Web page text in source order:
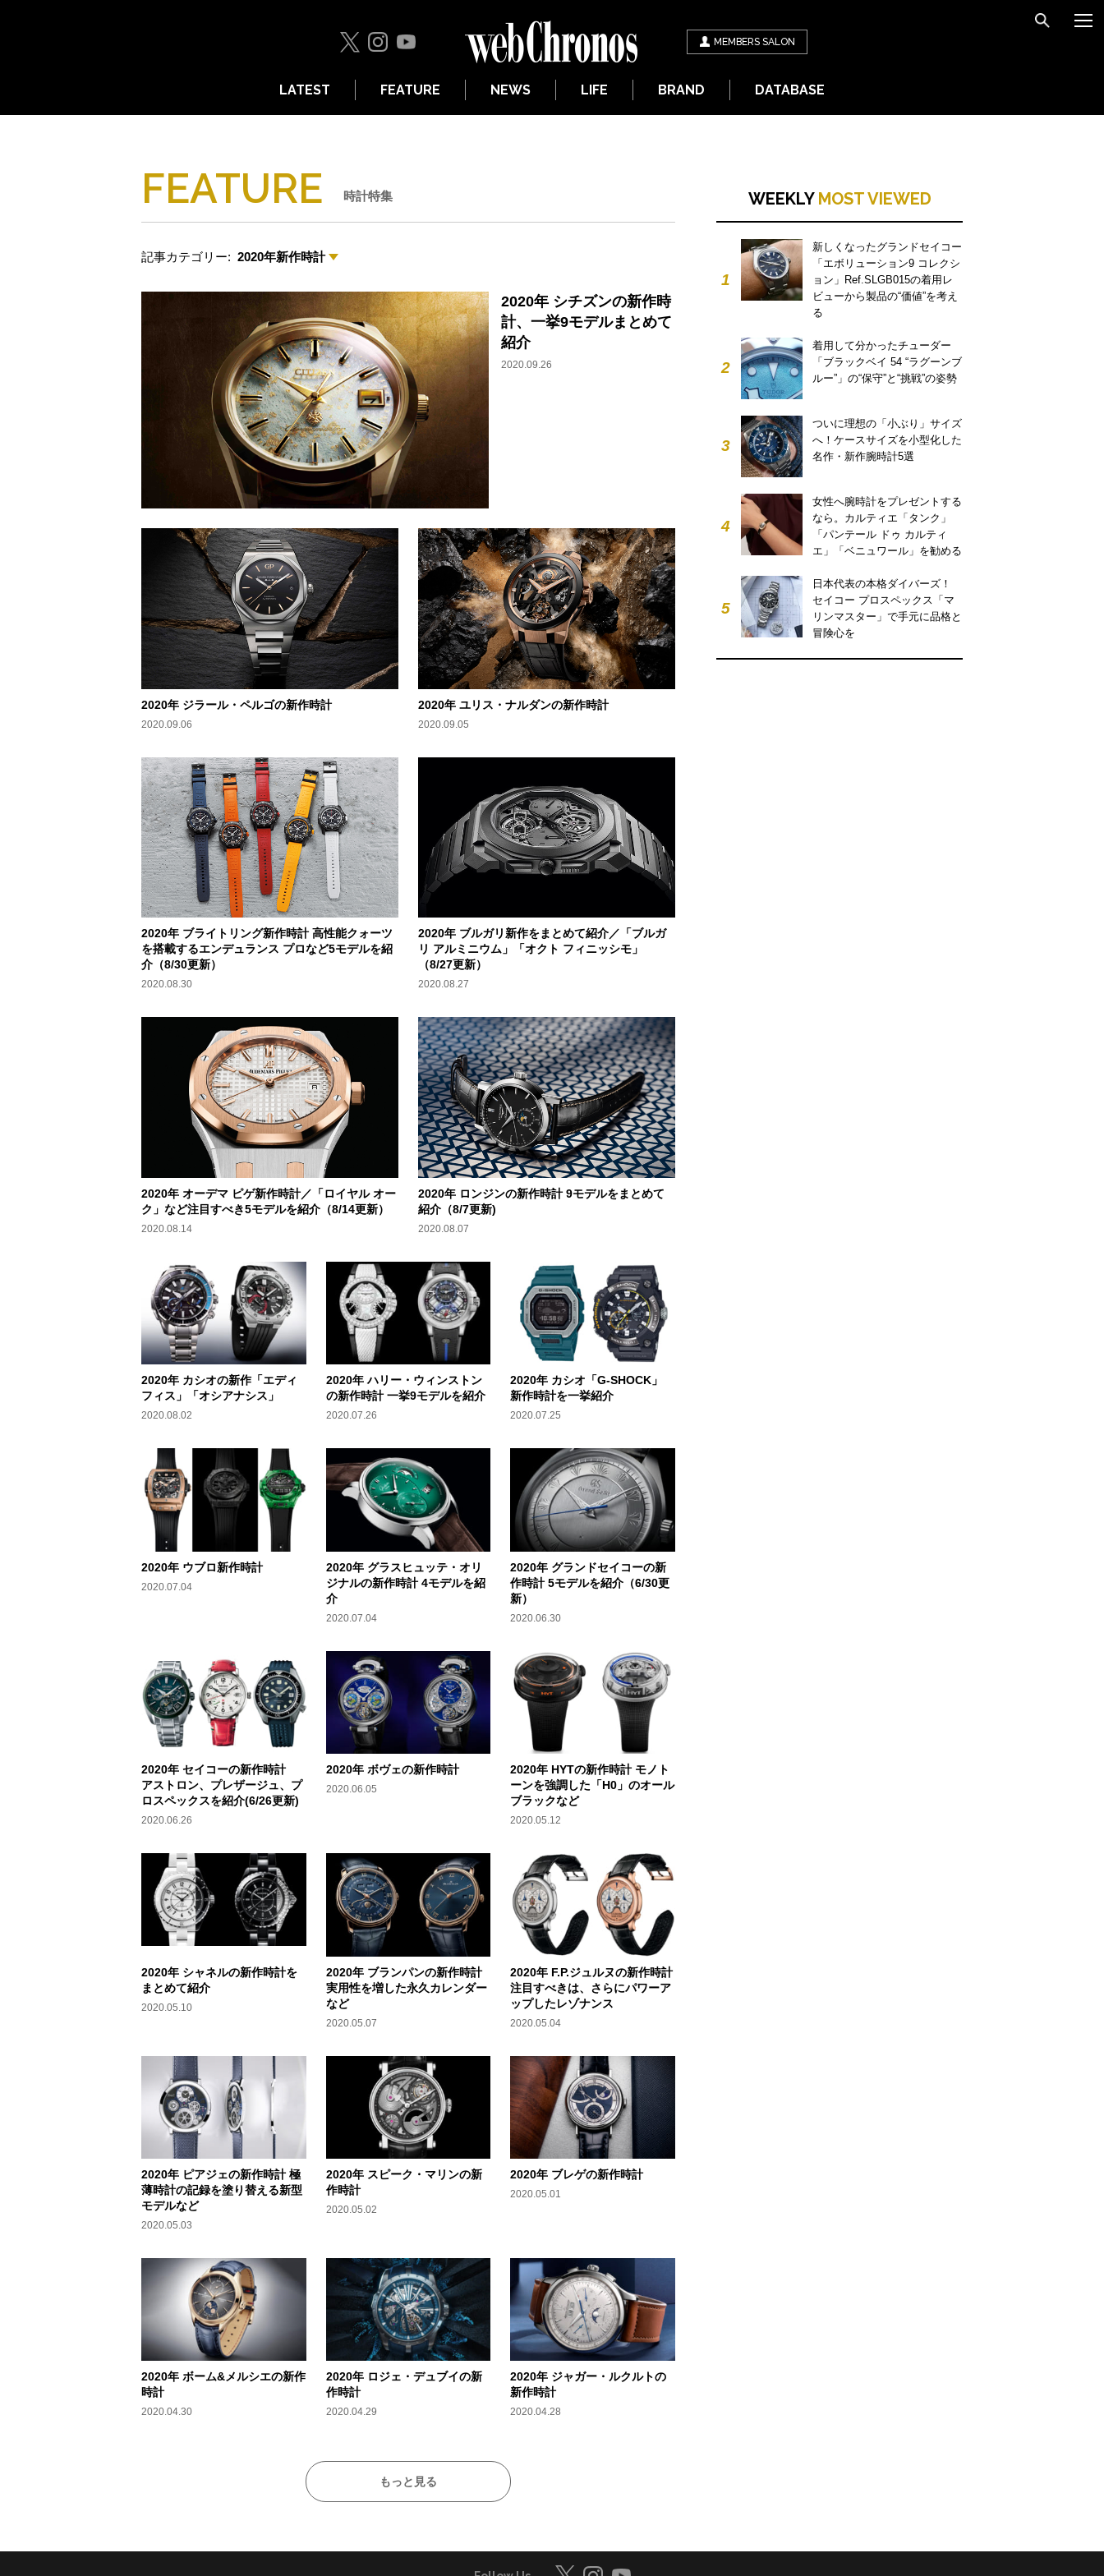
MEMBERS SALON
LATEST FEATURE NEWS LIFE BRAND DATABASE
FEATURE 時計特集
記事カテゴリー: 2020年新作時計
2020年 シチズンの新作時
計、一挙9モデルまとめて
紹介
2020.09.26
2020年 ジラール・ペルゴの新作時計
2020.09.06
2020年 ユリス・ナルダンの新作時計
2020.09.05
2020年 ブライトリング新作時計 高性能クォーツ
を搭載するエンデュランス プロなど5モデルを紹
介（8/30更新）
2020.08.30
2020年 ブルガリ新作をまとめて紹介／「ブルガ
リ アルミニウム」「オクト フィニッシモ」
（8/27更新）
2020.08.27
2020年 オーデマ ピゲ新作時計／「ロイヤル オー
ク」など注目すべき5モデルを紹介（8/14更新）
2020.08.14
2020年 ロンジンの新作時計 9モデルをまとめて
紹介（8/7更新)
2020.08.07
2020年 カシオの新作「エディ
フィス」「オシアナシス」
2020.08.02
2020年 ハリー・ウィンストン
の新作時計 一挙9モデルを紹介
2020.07.26
2020年 カシオ「G-SHOCK」
新作時計を一挙紹介
2020.07.25
2020年 ウブロ新作時計
2020.07.04
2020年 グラスヒュッテ・オリ
ジナルの新作時計 4モデルを紹
介
2020.07.04
2020年 グランドセイコーの新
作時計 5モデルを紹介（6/30更
新）
2020.06.30
2020年 セイコーの新作時計
アストロン、プレザージュ、プ
ロスペックスを紹介(6/26更新)
2020.06.26
2020年 ボヴェの新作時計
2020.06.05
2020年 HYTの新作時計 モノト
ーンを強調した「H0」のオール
ブラックなど
2020.05.12
2020年 シャネルの新作時計を
まとめて紹介
2020.05.10
2020年 ブランパンの新作時計
実用性を増した永久カレンダー
など
2020.05.07
2020年 F.P.ジュルヌの新作時計
注目すべきは、さらにパワーア
ップしたレゾナンス
2020.05.04
2020年 ピアジェの新作時計 極
薄時計の記録を塗り替える新型
モデルなど
2020.05.03
2020年 スピーク・マリンの新
作時計
2020.05.02
2020年 ブレゲの新作時計
2020.05.01
2020年 ボーム&メルシエの新作
時計
2020.04.30
2020年 ロジェ・デュブイの新
作時計
2020.04.29
2020年 ジャガー・ルクルトの
新作時計
2020.04.28
もっと見る
WEEKLY MOST VIEWED
1
新しくなったグランドセイコー
「エボリューション9 コレクシ
ョン」Ref.SLGB015の着用レ
ビューから製品の“価値”を考え
る
2
着用して分かったチューダー
「ブラックベイ 54 “ラグーンブ
ルー”」の“保守”と“挑戦”の姿勢
3
ついに理想の「小ぶり」サイズ
へ！ケースサイズを小型化した
名作・新作腕時計5選
4
女性へ腕時計をプレゼントする
なら。カルティエ「タンク」
「パンテール ドゥ カルティ
エ」「ベニュワール」を勧める
5
日本代表の本格ダイバーズ！
セイコー プロスペックス「マ
リンマスター」で手元に品格と
冒険心を